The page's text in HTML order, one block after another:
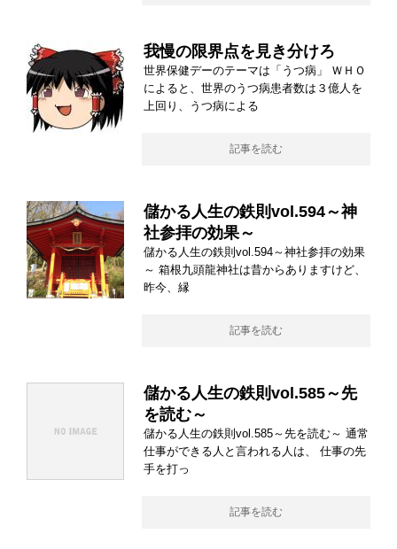
我慢の限界点を見き分けろ
世界保健デーのテーマは「うつ病」 ＷＨＯ
によると、世界のうつ病患者数は３億人を
上回り、うつ病による
記事を読む
儲かる人生の鉄則vol.594～神
社参拝の効果～
儲かる人生の鉄則vol.594～神社参拝の効果
～ 箱根九頭龍神社は昔からありますけど、
昨今、縁
記事を読む
儲かる人生の鉄則vol.585～先
を読む～
儲かる人生の鉄則vol.585～先を読む～ 通常
仕事ができる人と言われる人は、 仕事の先
手を打っ
記事を読む